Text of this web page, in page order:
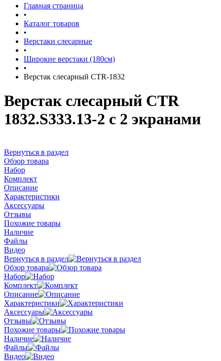
Главная страница
•
Каталог товаров
•
Верстаки слесарные
•
Широкие верстаки (180см)
•
Верстак слесарный CTR-1832
Верстак слесарный CTR
1832.S333.13-2 с 2 экранами
Вернуться в раздел
Обзор товара
Набор
Комплект
Описание
Характеристики
Аксессуары
Отзывы
Похожие товары
Наличие
Файлы
Видео
Вернуться в раздел
Обзор товара
Набор
Комплект
Описание
Характеристики
Аксессуары
Отзывы
Похожие товары
Наличие
Файлы
Видео